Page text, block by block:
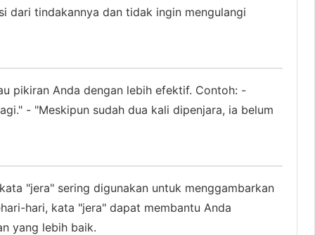
dari tindakannya dan tidak ingin mengulangi
pikiran Anda dengan lebih efektif. Contoh: -
- "Meskipun sudah dua kali dipenjara, ia belum
"jera" sering digunakan untuk menggambarkan
hari, kata "jera" dapat membantu Anda
yang lebih baik.